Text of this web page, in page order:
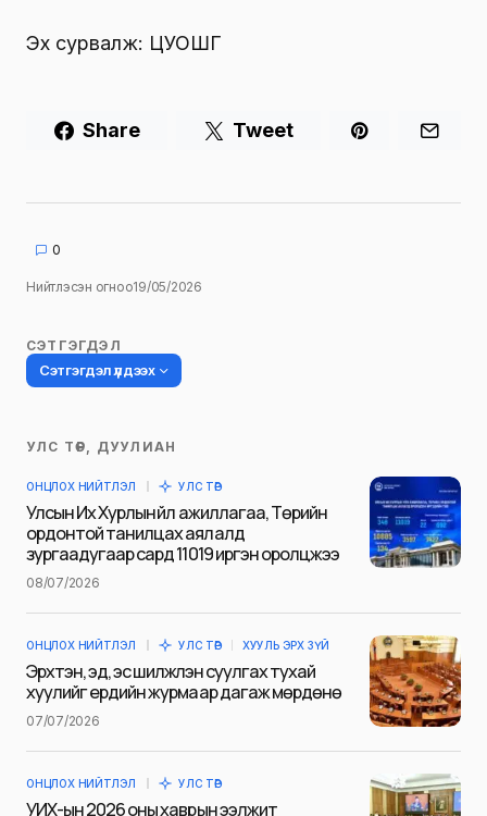
Эх сурвалж: ЦУОШГ
Share Tweet
0
Нийтлэсэн огноо19/05/2026
СЭТГЭГДЭЛ
Сэтгэгдэл үлдээх
Таны имэйл хаягийг нийтлэхгүй.
тэмдэглэсэн
Сэтгэгдэл*
Name
УЛС ТӨР, ДУУЛИАН
ОНЦЛОХ НИЙТЛЭЛ УЛС ТӨР
Улсын Их Хурлын үйл ажиллагаа, Төрийн
ордонтой танилцах аялалд
зургаадугаар сард 11019 иргэн оролцжээ
08/07/2026
ОНЦЛОХ НИЙТЛЭЛ УЛС ТӨР ХУУЛЬ ЭРХ ЗҮЙ
Эрхтэн, эд, эс шилжүүлэн суулгах тухай
хуулийг ердийн журмаар дагаж мөрдөнө
07/07/2026
ОНЦЛОХ НИЙТЛЭЛ УЛС ТӨР
УИХ-ын 2026 оны хаврын ээлжит